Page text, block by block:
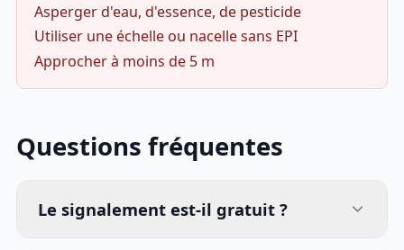
Asperger d'eau, d'essence, de pesticide
Utiliser une échelle ou nacelle sans EPI
Approcher à moins de 5 m
Questions fréquentes
Le signalement est-il gratuit ?